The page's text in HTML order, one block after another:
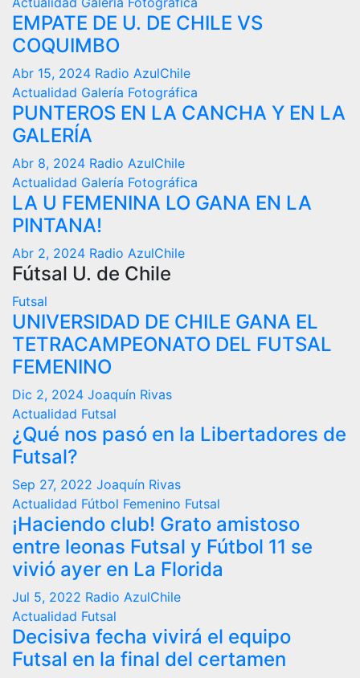
EMPATE DE U. DE CHILE VS
COQUIMBO
Abr 15, 2024 Radio AzulChile
Actualidad Galería Fotográfica
PUNTEROS EN LA CANCHA Y EN LA
GALERÍA
Abr 8, 2024 Radio AzulChile
Actualidad Galería Fotográfica
LA U FEMENINA LO GANA EN LA
PINTANA!
Abr 2, 2024 Radio AzulChile
Fútsal U. de Chile
Futsal
UNIVERSIDAD DE CHILE GANA EL
TETRACAMPEONATO DEL FUTSAL
FEMENINO
Dic 2, 2024 Joaquín Rivas
Actualidad Futsal
¿Qué nos pasó en la Libertadores de
Futsal?
Sep 27, 2022 Joaquín Rivas
Actualidad Fútbol Femenino Futsal
¡Haciendo club! Grato amistoso
entre leonas Futsal y Fútbol 11 se
vivió ayer en La Florida
Jul 5, 2022 Radio AzulChile
Actualidad Futsal
Decisiva fecha vivirá el equipo
Futsal en la final del certamen